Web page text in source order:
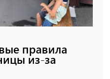
правила
из-за